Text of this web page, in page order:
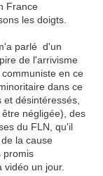
France
les doigts.
parlé d'un
de l'arrivisme
en ce
dans ce
désintéressés,
négligée), des
du FLN, qu'il
la cause
promis
un jour.